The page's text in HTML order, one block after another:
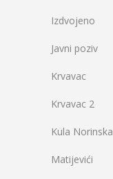
Izdvojeno
Javni poziv
Krvavac
Krvavac 2
Kula Norinska
Matijevići